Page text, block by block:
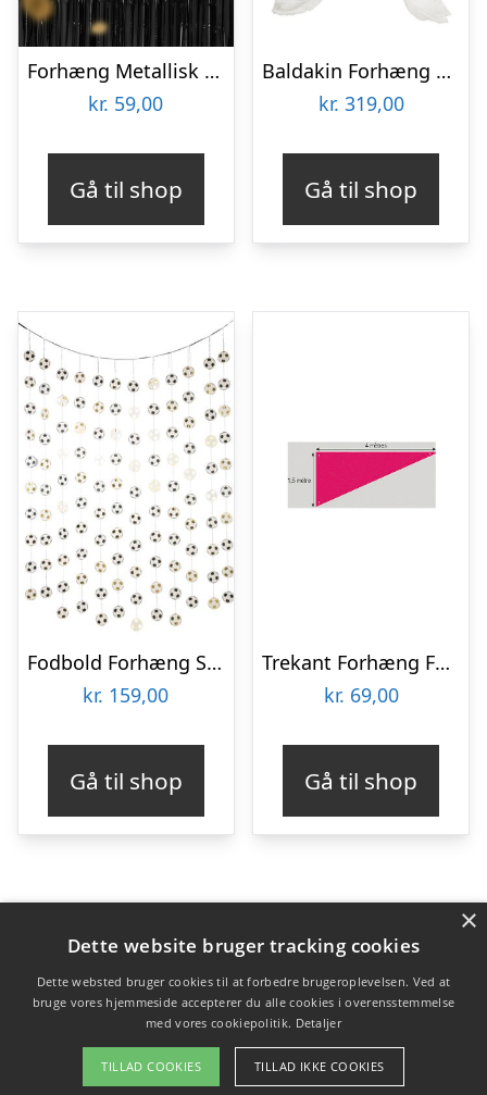
Forhæng Metallisk Sort
kr. 59,00
Gå til shop
Baldakin Forhæng Elfenbenshvid
kr. 319,00
Gå til shop
Fodbold Forhæng Sort/Hvid/Guld
kr. 159,00
Gå til shop
Trekant Forhæng Fuchsia
kr. 69,00
Gå til shop
Varekategorier
Produkter
Forside
Om / kontakt Blog Betingelser
×
Dette website bruger tracking cookies
Dette websted bruger cookies til at forbedre brugeroplevelsen. Ved at
bruge vores hjemmeside accepterer du alle cookies i overensstemmelse
med vores cookiepolitik. Detaljer
TILLAD COOKIES TILLAD IKKE COOKIES